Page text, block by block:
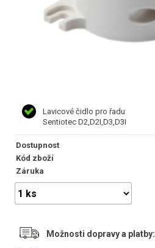
Lavicové čidlo pro řadu
Sentiotec D2,D2I,D3,D3I
Dostupnost
Kód zboží
Záruka
Možnosti dopravy a platby: